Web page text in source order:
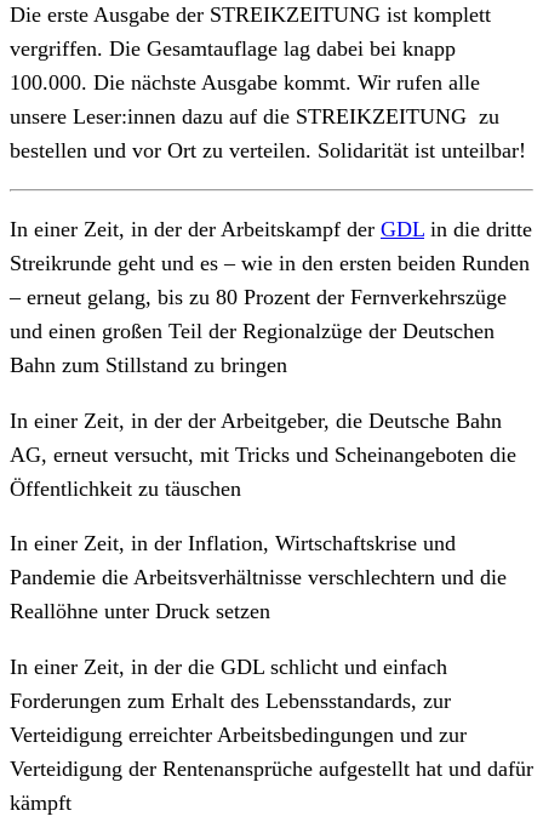
Die erste Ausgabe der STREIKZEITUNG ist komplett
vergriffen. Die Gesamtauflage lag dabei bei knapp
100.000. Die nächste Ausgabe kommt. Wir rufen alle
unsere Leser:innen dazu auf die STREIKZEITUNG zu
bestellen und vor Ort zu verteilen. Solidarität ist unteilbar!
In einer Zeit, in der der Arbeitskampf der GDL in die dritte
Streikrunde geht und es – wie in den ersten beiden Runden
– erneut gelang, bis zu 80 Prozent der Fernverkehrszüge
und einen großen Teil der Regionalzüge der Deutschen
Bahn zum Stillstand zu bringen
In einer Zeit, in der der Arbeitgeber, die Deutsche Bahn
AG, erneut versucht, mit Tricks und Scheinangeboten die
Öffentlichkeit zu täuschen
In einer Zeit, in der Inflation, Wirtschaftskrise und
Pandemie die Arbeitsverhältnisse verschlechtern und die
Reallöhne unter Druck setzen
In einer Zeit, in der die GDL schlicht und einfach
Forderungen zum Erhalt des Lebensstandards, zur
Verteidigung erreichter Arbeitsbedingungen und zur
Verteidigung der Rentenansprüche aufgestellt hat und dafür
kämpft